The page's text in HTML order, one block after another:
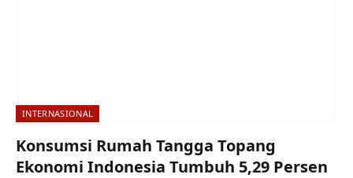
INTERNASIONAL
Konsumsi Rumah Tangga Topang
Ekonomi Indonesia Tumbuh 5,29 Persen